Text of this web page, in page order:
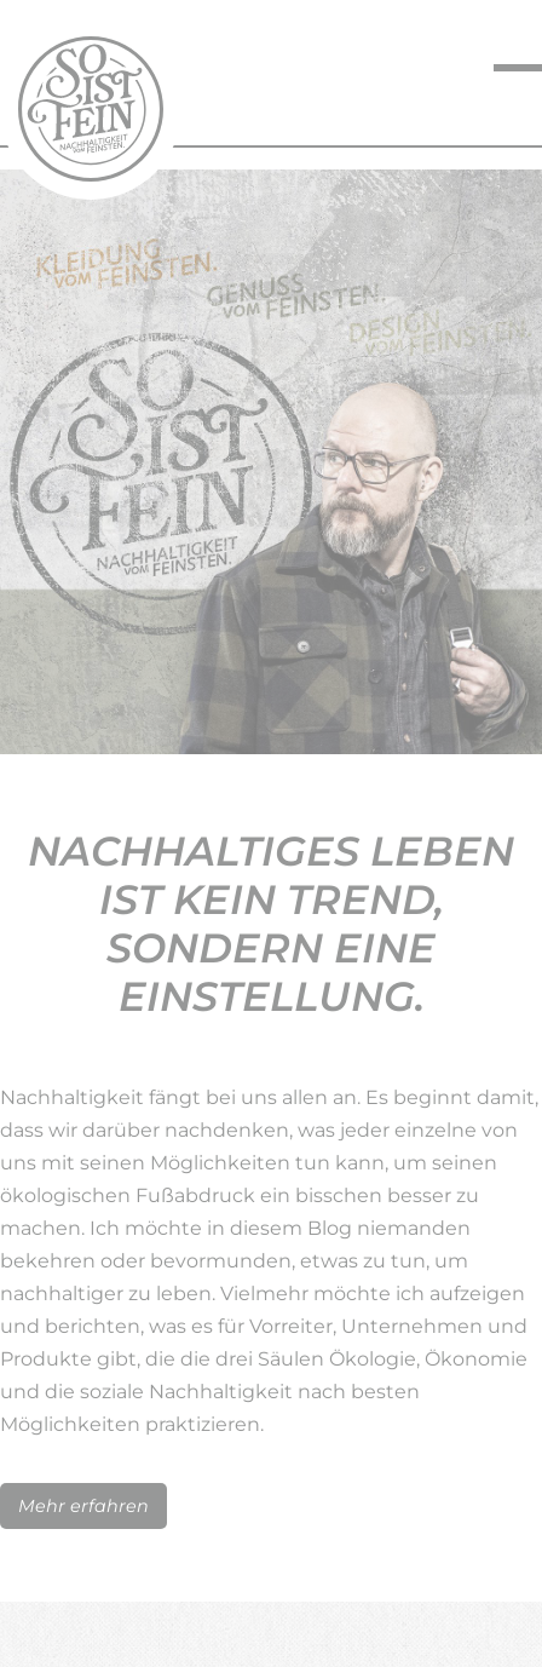
NACHHALTIGKEIT
VOM FEINSTEN
KOCHEN VOM
FEINSTEN
BLOG
KONTAKT
NACHHALTIGES LEBEN
IST KEIN TREND,
SONDERN EINE
EINSTELLUNG.
Nachhaltigkeit fängt bei uns allen an. Es beginnt damit,
dass wir darüber nachdenken, was jeder einzelne von
uns mit seinen Möglichkeiten tun kann, um seinen
ökologischen Fußabdruck ein bisschen besser zu
machen. Ich möchte in diesem Blog niemanden
bekehren oder bevormunden, etwas zu tun, um
nachhaltiger zu leben. Vielmehr möchte ich aufzeigen
und berichten, was es für Vorreiter, Unternehmen und
Produkte gibt, die die drei Säulen Ökologie, Ökonomie
und die soziale Nachhaltigkeit nach besten
Möglichkeiten praktizieren.
Mehr erfahren